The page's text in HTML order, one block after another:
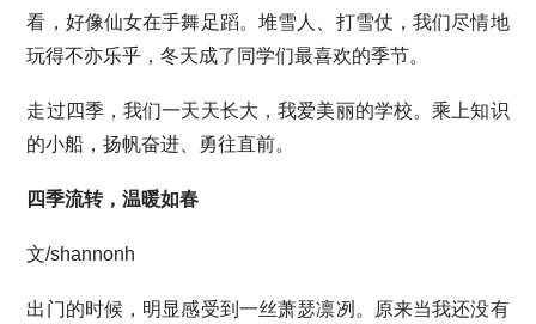
看，好像仙女在手舞足蹈。堆雪人、打雪仗，我们尽情地
玩得不亦乐乎，冬天成了同学们最喜欢的季节。
走过四季，我们一天天长大，我爱美丽的学校。乘上知识
的小船，扬帆奋进、勇往直前。
四季流转，温暖如春
文/shannonh
出门的时候，明显感受到一丝萧瑟凛冽。原来当我还没有